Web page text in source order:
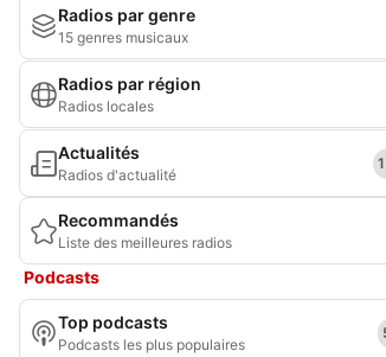
Radios par genre
15 genres musicaux
Radios par région
Radios locales
Actualités
Radios d'actualité
Recommandés
Liste des meilleures radios
Podcasts
Top podcasts
Podcasts les plus populaires